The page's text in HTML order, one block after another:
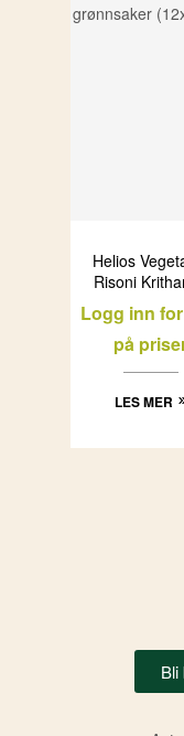
Helios
Risoni
med
(12x500g)
Logg inn
på
LES MER
Bli